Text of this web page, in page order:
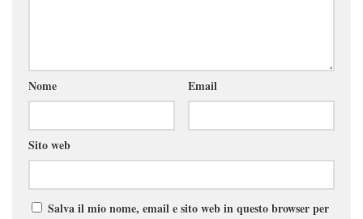
Nome Email
Sito web
Salva il mio nome, email e sito web in questo browser per